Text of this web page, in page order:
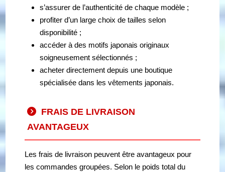
s’assurer de l’authenticité de chaque modèle ;
profiter d’un large choix de tailles selon
disponibilité ;
accéder à des motifs japonais originaux
soigneusement sélectionnés ;
acheter directement depuis une boutique
spécialisée dans les vêtements japonais.
FRAIS DE LIVRAISON
AVANTAGEUX
Les frais de livraison peuvent être avantageux pour
les commandes groupées. Selon le poids total du